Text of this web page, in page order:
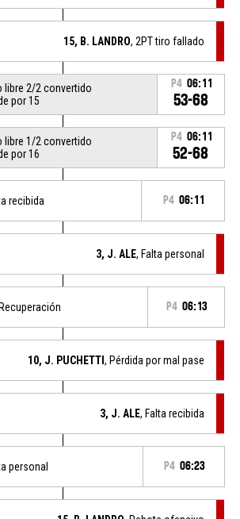
15, B. LANDRO, 2PT tiro fallado
libre 2/2 convertido
por 15
P4 06:11
53-68
libre 1/2 convertido
por 16
P4 06:11
52-68
recibida P4 06:11
3, J. ALE, Falta personal
P4 06:13
10, J. PUCHETTI, Pérdida por mal pase
3, J. ALE, Falta recibida
personal P4 06:23